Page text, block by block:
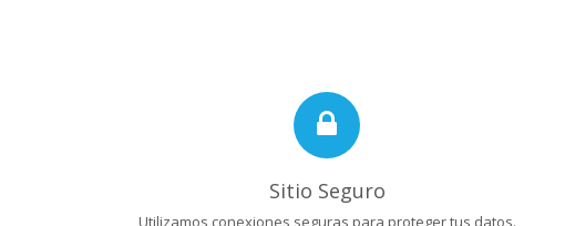
Sitio Seguro
Utilizamos conexiones seguras para proteger tus datos.